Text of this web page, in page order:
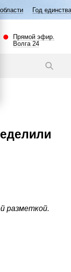
народов России
Прямой эфир.
Волга 24
разметкой.